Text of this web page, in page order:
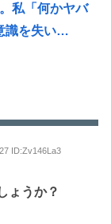
私「何かヤバ
識を失い…
ID:Zv146La3
ょうか？